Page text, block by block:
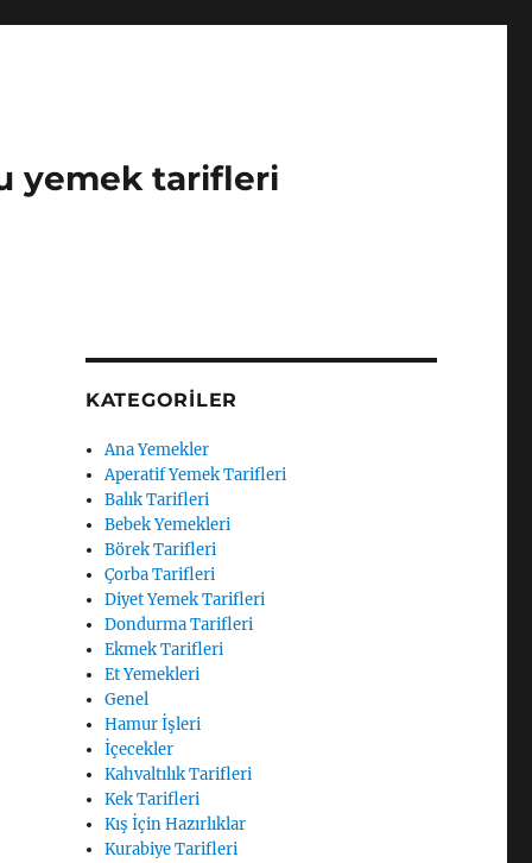
yemek tarifleri
KATEGORILER
Ana Yemekler
Aperatif Yemek Tarifleri
Balık Tarifleri
Bebek Yemekleri
Börek Tarifleri
Çorba Tarifleri
Diyet Yemek Tarifleri
Dondurma Tarifleri
Ekmek Tarifleri
Et Yemekleri
Genel
Hamur İşleri
İçecekler
Kahvaltılık Tarifleri
Kek Tarifleri
Kış İçin Hazırlıklar
Kurabiye Tarifleri